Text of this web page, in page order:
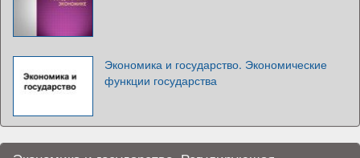
Экономика и государство. Экономические
функции государства